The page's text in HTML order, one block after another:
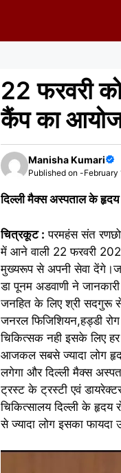
22 फरवरी
कैंप का
Manisha Kumari
Published on -February
दिल्ली मैक्स अस्पताल के हृदय
चित्रकूट : परमहंस संत
में आने वाली 22 फरवरी
मुख्यरूप से अपनी सेवा
डा पूनम अडवाणी ने
जनहित के लिए श्री सदगुरू
जनरल फिजिशियन,हड्डी रोग
चिकित्सक नही इसके लिए
आजकल सबसे ज्यादा लोग हृदय
लगेगा और दिल्ली मैक्स
ट्रस्ट के ट्रस्टी एवं
चिकित्सालय दिल्ली के हृदय
से ज्यादा लोग इसका